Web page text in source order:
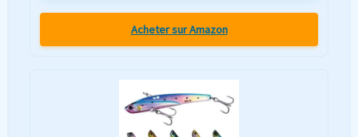
Acheter sur Amazon